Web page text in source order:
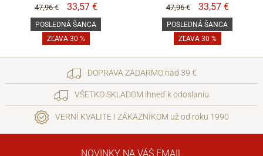
47,96 € 33,57 €
POSLEDNÁ ŠANCA
ZĽAVA 30 %
47,96 € 33,57 €
POSLEDNÁ ŠANCA
ZĽAVA 30 %
DOPRAVA ZADARMO nad 39 €
VŠETKO SKLADOM ihneď k odoslaniu
VERNÍ KVALITE I ZÁKAZNÍKOM už od roku 1990
NOVINKY NA VÁŠ EMAIL